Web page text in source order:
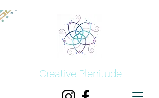
Creative Plenitude